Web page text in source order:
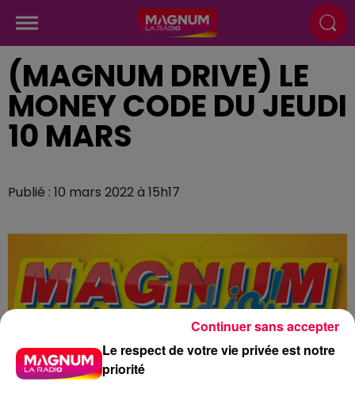
(MAGNUM DRIVE) LE
MONEY CODE DU JEUDI
10 MARS
Publié : 10 mars 2022 à 15h17
Le respect de votre vie privée est notre
priorité
Continuer sans accepter